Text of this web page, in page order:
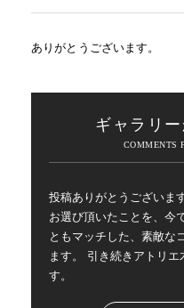
ありがとうございます。
ギャラリ
投稿ありがとうございま
お選び頂いたことを、今
ともマッチした、素敵な
ます。 引き続きアトリ
す。